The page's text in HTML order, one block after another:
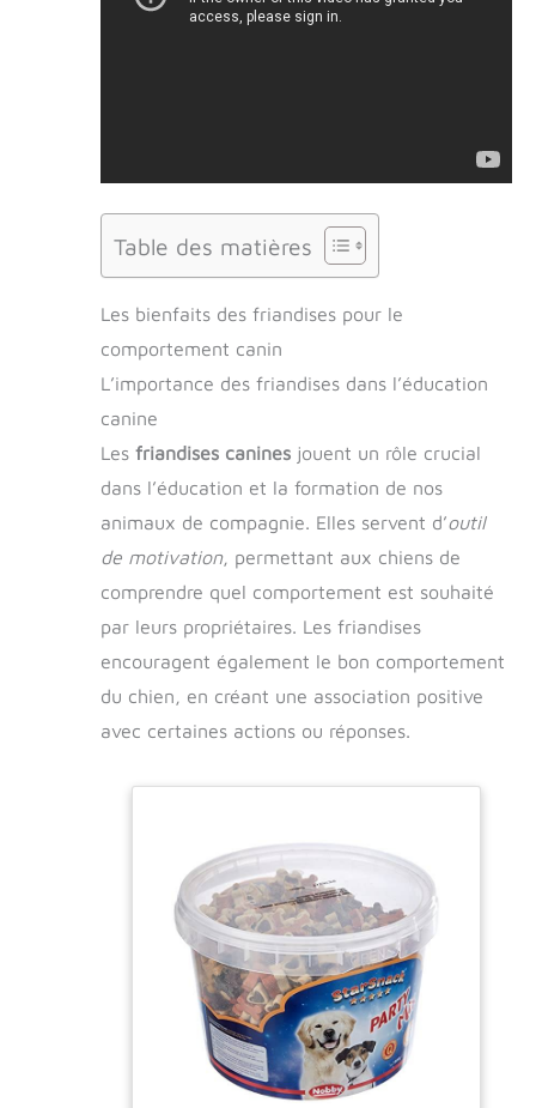
Table des matières
Les bienfaits des friandises pour le
comportement canin
L’importance des friandises dans l’éducation
canine
Les friandises canines jouent un rôle crucial
dans l’éducation et la formation de nos
animaux de compagnie. Elles servent d’outil
de motivation, permettant aux chiens de
comprendre quel comportement est souhaité
par leurs propriétaires. Les friandises
encouragent également le bon comportement
du chien, en créant une association positive
avec certaines actions ou réponses.